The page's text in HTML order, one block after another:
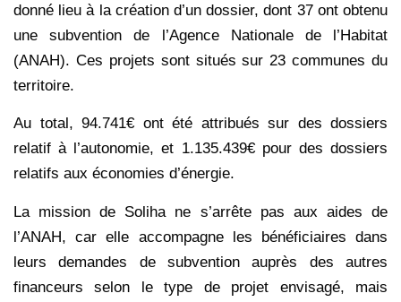
donné lieu à la création d’un dossier, dont 37 ont obtenu
une subvention de l’Agence Nationale de l’Habitat
(ANAH). Ces projets sont situés sur 23 communes du
territoire.
Au total, 94.741€ ont été attribués sur des dossiers
relatif à l’autonomie, et 1.135.439€ pour des dossiers
relatifs aux économies d’énergie.
La mission de Soliha ne s’arrête pas aux aides de
l’ANAH, car elle accompagne les bénéficiaires dans
leurs demandes de subvention auprès des autres
financeurs selon le type de projet envisagé, mais